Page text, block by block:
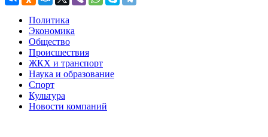
Политика
Экономика
Общество
Происшествия
ЖКХ и транспорт
Наука и образование
Спорт
Культура
Новости компаний